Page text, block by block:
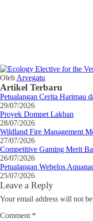
Oleh Arvegatu
Artikel Terbaru
Petualangan Cerita Harimau
29/07/2026
Proyek Dompet Lakban
28/07/2026
Wildland Fire Management
27/07/2026
Competitive Gaming Merit
26/07/2026
Petualangan Webelos
25/07/2026
Leave a Reply
Your email address will not
Comment *